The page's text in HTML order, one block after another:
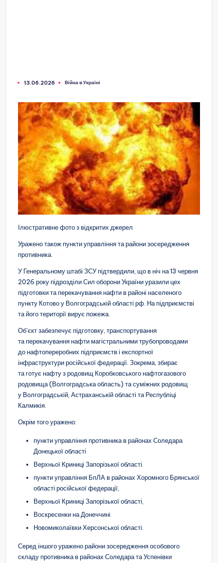
13.06.2026
Опубліковано
Війна в Україні
Ілюстративне фото з відкритих джерел
Уражено також пункти управління та райони зосередження
противника.
У Генеральному штабі ЗСУ підтвердили, що в ніч на 13 червня
2026 року підрозділи Сил оборони України уразили цех
підготовки та перекачування нафти в районі населеного
пункту Котово у Волгоградській області рф. На підприємстві
та його території вирує пожежа.
Об’єкт забезпечує підготовку, транспортування
та перекачування нафти магістральними трубопроводами
до нафтопереробних підприємств і експортної
інфраструктури російської федерації. Зокрема, збирає
та готує нафту з родовищ Коробковського нафтогазового
родовища (Волгоградська область) та суміжних родовищ
у Волгоградській, Астраханській області та Республіці
Калмикія.
Окрім того уражено:
пункти управління противника в районах Соледара
Донецької області
Верхньої Криниці Запорізької області.
пункти управління БпЛА в районах Хоромного Брянської
області російської федерації,
Верхньої Криниці Запорізької області,
Воскресенки на Донеччині
Новомиколаївки Херсонської області.
Серед іншого уражено райони зосередження особового
складу противника в районах Соледара та Успенівки